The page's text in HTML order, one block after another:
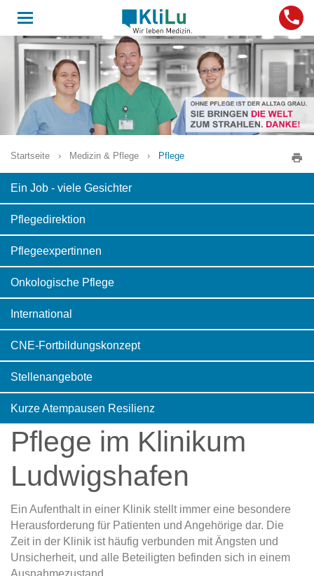
Toggle
navigation
Startseite › Medizin & Pflege › Pflege
Ein Job - viele Gesichter
Pflegedirektion
Pflegeexpertinnen
Onkologische Pflege
International
CNE-Fortbildungskonzept
Stellenangebote
Kurze Atempausen Resilienz
Pflege im Klinikum
Ludwigshafen
Ein Aufenthalt in einer Klinik stellt immer eine besondere
Herausforderung für Patienten und Angehörige dar. Die
Zeit in der Klinik ist häufig verbunden mit Ängsten und
Unsicherheit, und alle Beteiligten befinden sich in einem
Ausnahmezustand.